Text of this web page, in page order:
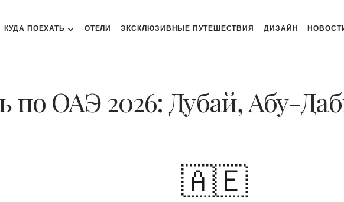
КУДА ПОЕХАТЬ ОТЕЛИ ЭКСКЛЮЗИВНЫЕ ПУТЕШЕСТВИЯ ДИЗАЙН
по ОАЭ 2026: Дубай, Абу-
🇦🇪